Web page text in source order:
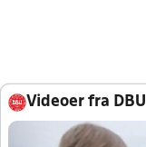
Videoer fra DBU